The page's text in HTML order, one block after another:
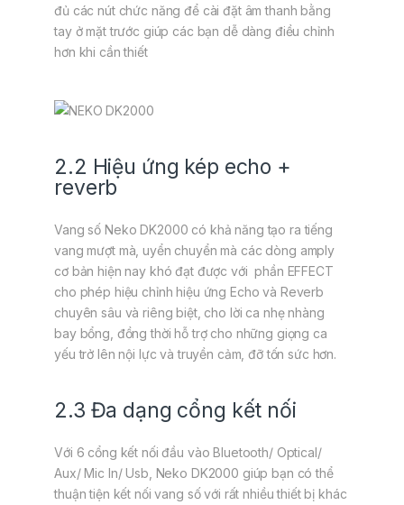
đủ các nút chức năng để cài đặt âm thanh bằng
tay ở mặt trước giúp các bạn dễ dàng điều chỉnh
hơn khi cần thiết
2.2 Hiệu ứng kép echo +
reverb
Vang số Neko DK2000 có khả năng tạo ra tiếng
vang mượt mà, uyển chuyển mà các dòng amply
cơ bản hiện nay khó đạt được với phần EFFECT
cho phép hiệu chỉnh hiệu ứng Echo và Reverb
chuyên sâu và riêng biệt, cho lời ca nhẹ nhàng
bay bổng, đồng thời hỗ trợ cho những giọng ca
yếu trở lên nội lực và truyền cảm, đỡ tốn sức hơn.
2.3 Đa dạng cổng kết nối
Với 6 cổng kết nối đầu vào Bluetooth/ Optical/
Aux/ Mic In/ Usb, Neko DK2000 giúp bạn có thể
thuận tiện kết nối vang số với rất nhiều thiết bị khác